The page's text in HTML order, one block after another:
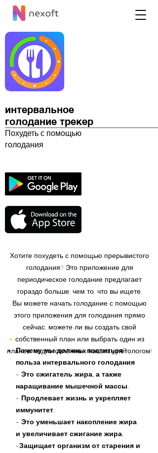
интервальное
голодание трекер
Похудеть с помощью
голодания
Хотите похудеть с помощью прерывистого
голодания? Это приложение для
периодическое голодание предлагает
гораздо больше, чем то, что вы ищете.
Вы можете начать голодание с помощью
этого приложения для голодания прямо
сейчас, можете ли вы создать свой
собственный план или выбрать один из
планов, подготовленных нашим диетологом!
Почему мы должны поститься?
польза интервального голодания
- Это сжигатель жира, а также
наращивание мышечной массы.
- Продлевает жизнь и укрепляет
иммунитет.
- Это уменьшает накопление жира
и увеличивает сжигание жира.
-Защищает организм от старения и